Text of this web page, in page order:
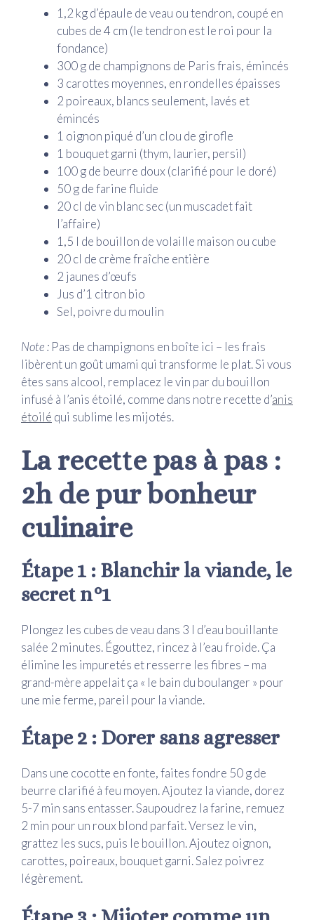
1,2 kg d’épaule de veau ou tendron, coupé en
cubes de 4 cm (le tendron est le roi pour la
fondance)
300 g de champignons de Paris frais, émincés
3 carottes moyennes, en rondelles épaisses
2 poireaux, blancs seulement, lavés et
émincés
1 oignon piqué d’un clou de girofle
1 bouquet garni (thym, laurier, persil)
100 g de beurre doux (clarifié pour le doré)
50 g de farine fluide
20 cl de vin blanc sec (un muscadet fait
l’affaire)
1,5 l de bouillon de volaille maison ou cube
20 cl de crème fraîche entière
2 jaunes d’œufs
Jus d’1 citron bio
Sel, poivre du moulin
Note : Pas de champignons en boîte ici – les frais
libèrent un goût umami qui transforme le plat. Si vous
êtes sans alcool, remplacez le vin par du bouillon
infusé à l’anis étoilé, comme dans notre recette d’anis
étoilé qui sublime les mijotés.
La recette pas à pas :
2h de pur bonheur
culinaire
Étape 1 : Blanchir la viande, le
secret n°1
Plongez les cubes de veau dans 3 l d’eau bouillante
salée 2 minutes. Égouttez, rincez à l’eau froide. Ça
élimine les impuretés et resserre les fibres – ma
grand-mère appelait ça « le bain du boulanger » pour
une mie ferme, pareil pour la viande.
Étape 2 : Dorer sans agresser
Dans une cocotte en fonte, faites fondre 50 g de
beurre clarifié à feu moyen. Ajoutez la viande, dorez
5-7 min sans entasser. Saupoudrez la farine, remuez
2 min pour un roux blond parfait. Versez le vin,
grattez les sucs, puis le bouillon. Ajoutez oignon,
carottes, poireaux, bouquet garni. Salez poivrez
légèrement.